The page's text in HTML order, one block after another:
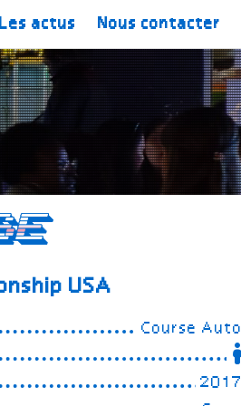
Les actus Nous contacter
USA
Course Auto
2017